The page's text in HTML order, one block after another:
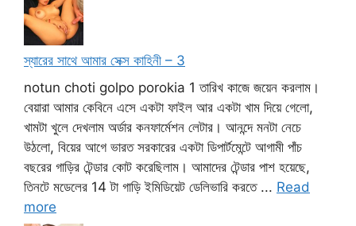
স্যারের সাথে আমার সেক্স কাহিনী – 3
notun choti golpo porokia 1 তারিখ কাজে জয়েন করলাম।
বেয়ারা আমার কেবিনে এসে একটা ফাইল আর একটা খাম দিয়ে গেলো,
খামটা খুলে দেখলাম অর্ডার কনফার্মেশন লেটার। আনন্দে মনটা নেচে
উঠলো, বিয়ের আগে ভারত সরকারের একটা ডিপার্টমেন্টে আগামী পাঁচ
বছরের গাড়ির টেন্ডার কোট করেছিলাম। আমাদের টেন্ডার পাশ হয়েছে,
তিনটে মডেলের 14 টা গাড়ি ইমিডিয়েট ডেলিভারি করতে ... Read
more